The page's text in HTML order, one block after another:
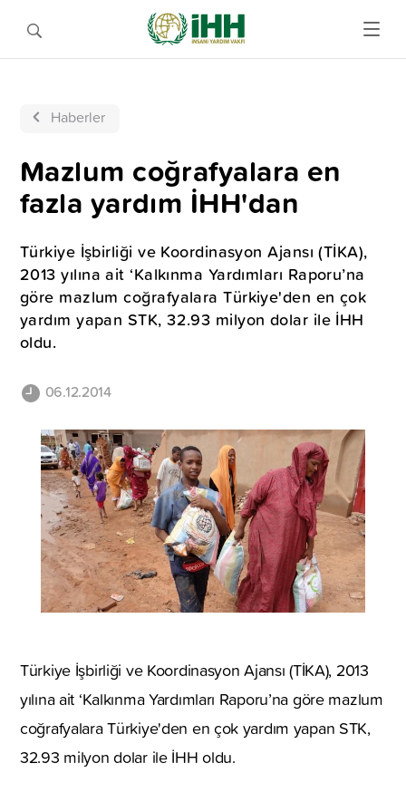
Haberler
Mazlum coğrafyalara en
fazla yardım İHH'dan
Türkiye İşbirliği ve Koordinasyon Ajansı (TİKA),
2013 yılına ait ‘Kalkınma Yardımları Raporu’na
göre mazlum coğrafyalara Türkiye'den en çok
yardım yapan STK, 32.93 milyon dolar ile İHH
oldu.
06.12.2014
Türkiye İşbirliği ve Koordinasyon Ajansı (TİKA), 2013
yılına ait ‘Kalkınma Yardımları Raporu’na göre mazlum
coğrafyalara Türkiye'den en çok yardım yapan STK,
32.93 milyon dolar ile İHH oldu.